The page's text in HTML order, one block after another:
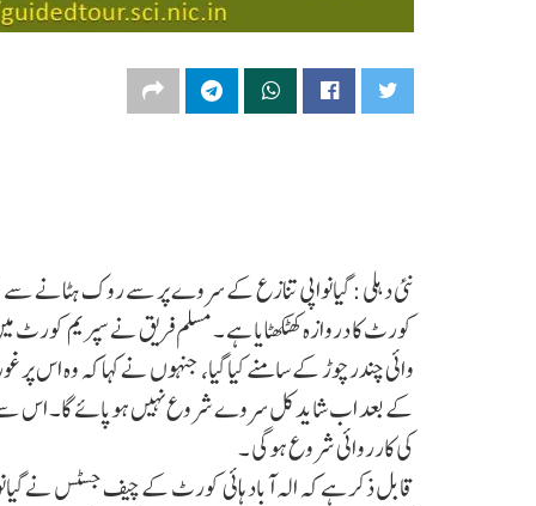
نئی دہلی : گیانواپی تنازع کے سروے پر سے روک ہٹانے
کورٹ کا دروازہ کھٹکھٹایا ہے ۔ مسلم فریق نے سپریم
وائی چندرچوڑ کے سامنے کیا گیا، جنہوں نے کہا کہ وہ اس
کے بعد اب شاید کل سروے شروع نہیں ہوپائے گا۔ اس سے
کی کارروائی شروع ہوگی ۔
قابل ذکر ہے کہ الہ آباد ہائی کورٹ کے چیف جسٹس نے